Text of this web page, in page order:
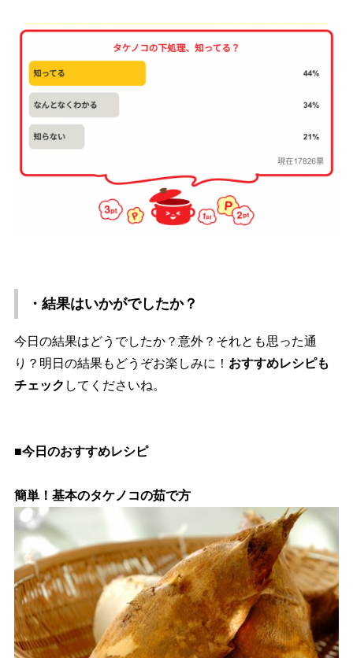
・結果はいかがでしたか？
今日の結果はどうでしたか？意外？それとも思った通
り？明日の結果もどうぞお楽しみに！ おすすめレシピも
チェック してくださいね。
■今日のおすすめレシピ
簡単！基本のタケノコの茹で方